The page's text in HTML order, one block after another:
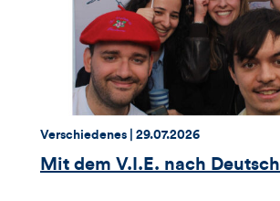
Thema:
Verschiedenes | Datum:
29.07.2026
Mit dem V.I.E. nach